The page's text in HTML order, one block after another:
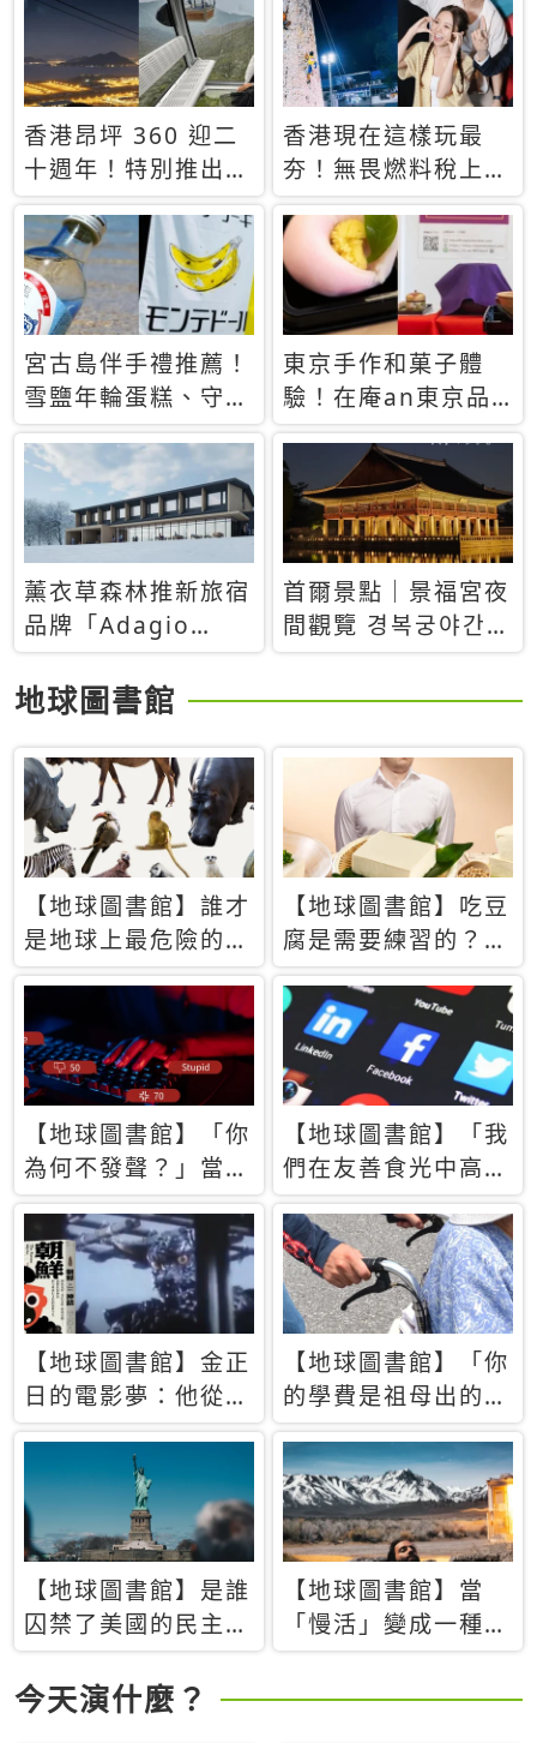
休才去圓夢 (附8.5
萬次下載峇里島地
圖)😍
支援中文
香港昂坪 360 迎二
十週年！特別推出
「夜間纜車」，輕旅
行帶你搶先揭秘台灣
專屬禮遇
香港現在這樣玩最
夯！無畏燃料稅上
漲，現在買自由行只
要8888元起
宮古島伴手禮推薦！
雪鹽年輪蛋糕、守護
君餅乾，10款必買
清單
東京手作和菓子體
驗！在庵an東京品
味本格派日本茶道
薰衣草森林推新旅宿
品牌「Adagio
Retreat」！首間選
址北海道8月開幕
首爾景點｜景福宮夜
間觀覽 경복궁야간관
람：2026年開放時
間、購票方式、實訪
與夜晚截然不同的宮
殿魅力
地球圖書館
【地球圖書館】誰才
是地球上最危險的動
物？人類喜好決定哪
些動物「揹黑鍋」
【地球圖書館】吃豆
腐是需要練習的？當
西方人試圖用「煉
乳」配上那塊無味的
白色豆腐
【地球圖書館】「你
為何不發聲？」當情
緒淹沒理智 你以為
的正義成為壓迫他人
的工具
【地球圖書館】「我
們在友善食光中高呼
民主自由，然後被刪
文」一本給Z世代的
末日寶懺《困在社群
平台》
【地球圖書館】金正
日的電影夢：他從南
韓綁來導演和演員，
卻拍出諷刺獨裁者的
北韓電影《平壤怪
獸》
【地球圖書館】「你
的學費是祖母出的」
當孝順變成情緒勒
索，日本孫女弒親案
背後的照護壓力
【地球圖書館】是誰
囚禁了美國的民主？
當民主威脅到特權，
經濟學家長達半世紀
的反撲計畫
【地球圖書館】當
「慢活」變成一種商
品：社群時代，資本
主義如何包裝你的休
今天演什麼？